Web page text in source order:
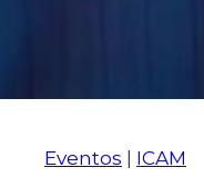
Eventos ICAM